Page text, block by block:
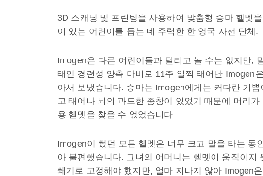
3D 스캐닝 및 프린팅을 사용하여 맞춤형 승마 헬멧
이 있는 어린이를 돕는 데 주력한 한 영국 자선 단체.
Imogen은 다른 어린이들과 달리고 놀 수는 없지만,
태인 경련성 양측 마비로 11주 일찍 태어난 Imogen
아서 보냈습니다. 승마는 Imogen에게는 커다란 기
고 태어나 뇌의 과도한 종창이 있었기 때문에 머리
용 헬멧을 찾을 수 없었습니다.
Imogen이 썼던 모든 헬멧은 너무 크고 말을 타는 동
아 불편했습니다. 그녀의 어머니는 헬멧이 움직이지
쐐기로 고정해야 했지만, 얼마 지나지 않아 Imogen